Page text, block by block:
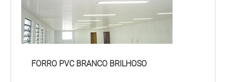
FORRO PVC BRANCO BRILHOSO